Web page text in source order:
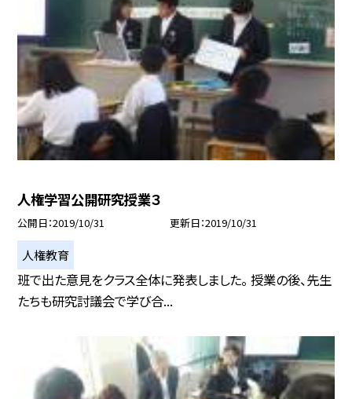
人権学習公開研究授業３
公開日 2019/10/31 更新日 2019/10/31
人権教育
班で出た意見をクラス全体に発表しました。 授業の後、先生
たちも研究討議会で学び合...